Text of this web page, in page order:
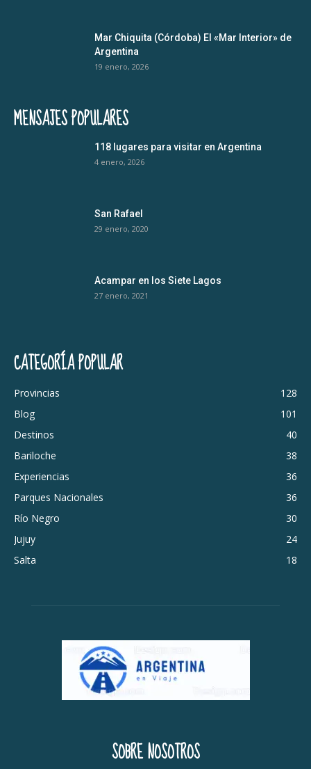
Mar Chiquita (Córdoba) El «Mar Interior» de
Argentina
19 enero, 2026
MENSAJES POPULARES
118 lugares para visitar en Argentina
4 enero, 2026
San Rafael
29 enero, 2020
Acampar en los Siete Lagos
27 enero, 2021
CATEGORÍA POPULAR
Provincias
128
Blog
101
Destinos
40
Bariloche
38
Experiencias
36
Parques Nacionales
36
Río Negro
30
Jujuy
24
Salta
18
SOBRE NOSOTROS